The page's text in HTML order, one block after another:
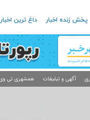
پخش زنده اخبار داغ ترین اخبار